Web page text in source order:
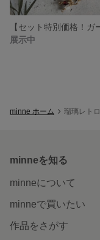
展示中
minne ホーム 瑠璃レト
minneを知る
minneについて
minneで買いたい
作品をさがす